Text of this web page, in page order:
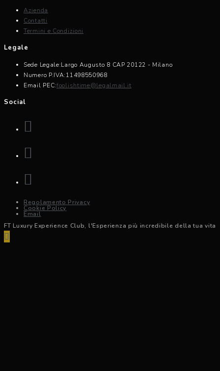
Azienda
Contatti
Termini e Condizioni
Legale
Sede Legale:Largo Augusto 8 CAP 20122 - Milano
Numero P.IVA:11498550968
Email PEC:foolishtime@legalmail.itOpens
Social
new
tab
Regolamento Privacy
Cookie Policy
Email
FT Luxury Experience Club, l'Esperienza più incredibile della tua vita